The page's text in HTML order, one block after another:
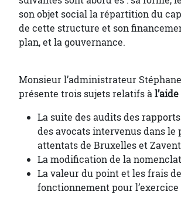
son objet social la répartition du
de cette structure et son
plan, et la gouvernance.
Monsieur l’administrateur
présente trois sujets relatifs à
La suite des audits des
des avocats intervenus dans le
attentats de Bruxelles et
La modification de la
La valeur du point et les frais de
fonctionnement pour l’exercice